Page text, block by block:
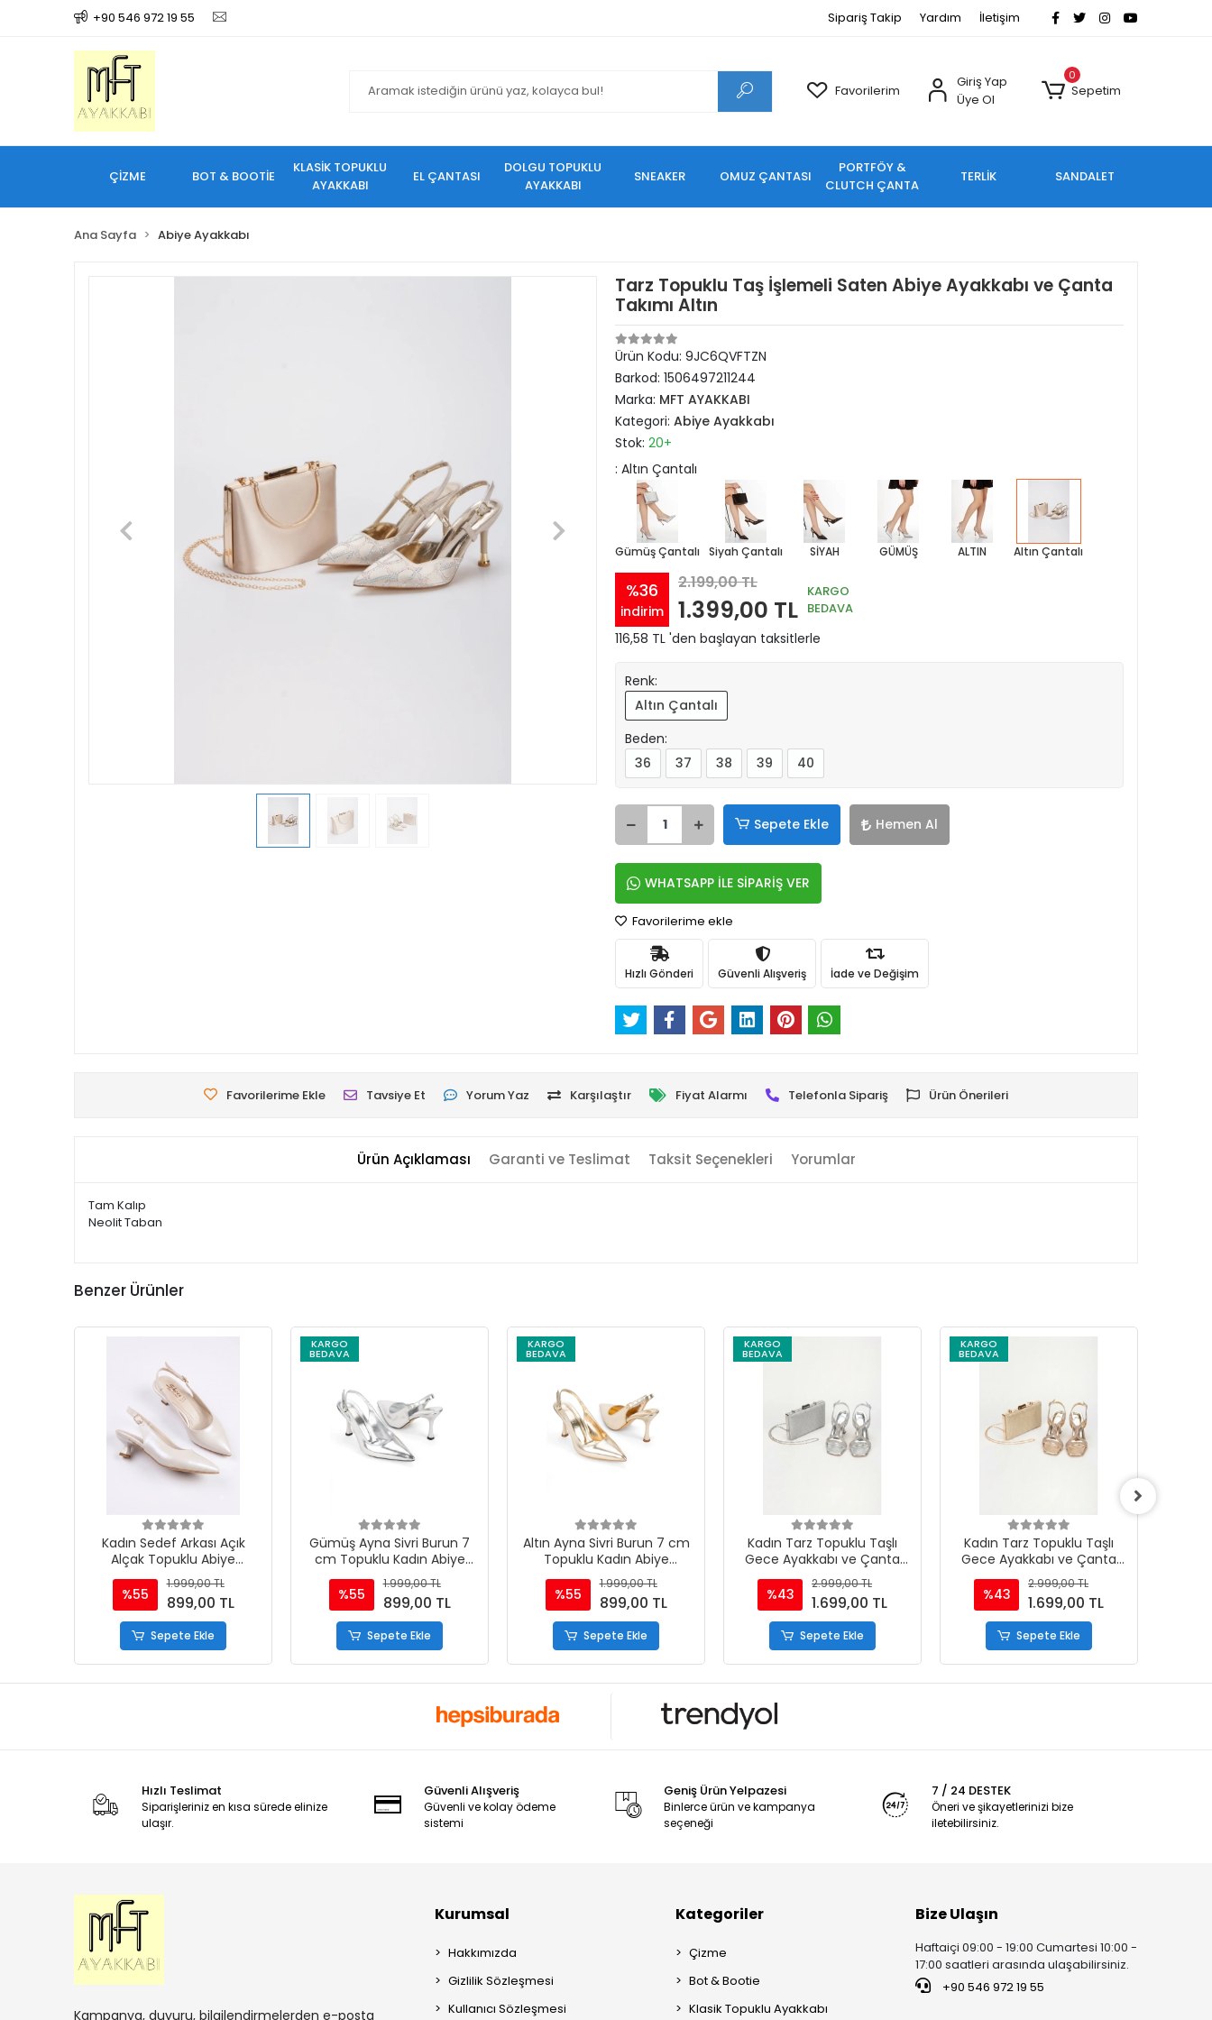
+90 546 972 19 55 Sipariş Takip Yardım İletişim
Favorilerim
Giriş Yap
Üye Ol
0
Sepetim
ÇİZME BOT & BOOTİE
KLASİK TOPUKLU
AYAKKABI
EL ÇANTASI
DOLGU TOPUKLU
AYAKKABI
SNEAKER OMUZ ÇANTASI
PORTFÖY &
CLUTCH ÇANTA
TERLİK SANDALET
Ana Sayfa Abiye Ayakkabı
Tarz Topuklu Taş İşlemeli Saten Abiye Ayakkabı ve Çanta
Takımı Altın
Ürün Kodu: 9JC6QVFTZN
Barkod: 1506497211244
Marka: MFT AYAKKABI
Kategori: Abiye Ayakkabı
Stok: 20+
: Altın Çantalı
Gümüş Çantalı Siyah Çantalı SİYAH GÜMÜŞ ALTIN Altın Çantalı
%36
indirim
2.199,00 TL
1.399,00 TL
KARGO
BEDAVA
116,58 TL 'den başlayan taksitlerle
Renk:
Altın Çantalı
Beden:
36
37 38 39 40
Sepete Ekle Hemen Al
WHATSAPP İLE SİPARİŞ VER
Favorilerime ekle
Hızlı Gönderi Güvenli Alışveriş İade ve Değişim
Favorilerime Ekle Tavsiye Et Yorum Yaz Karşılaştır Fiyat Alarmı Telefonla Sipariş Ürün Önerileri
Ürün Açıklaması Garanti ve Teslimat Taksit Seçenekleri Yorumlar
Tam Kalıp
Neolit Taban
Benzer Ürünler
Kadın Sedef Arkası Açık
Alçak Topuklu Abiye
Ayakkabı
%55
1.999,00 TL
899,00 TL
Sepete Ekle
KARGO
BEDAVA
Gümüş Ayna Sivri Burun 7
cm Topuklu Kadın Abiye
Ayakkabı
%55
1.999,00 TL
899,00 TL
Sepete Ekle
KARGO
BEDAVA
Altın Ayna Sivri Burun 7 cm
Topuklu Kadın Abiye
Ayakkabı
%55
1.999,00 TL
899,00 TL
Sepete Ekle
KARGO
BEDAVA
Kadın Tarz Topuklu Taşlı
Gece Ayakkabı ve Çanta
Takımı Gümüş
%43
2.999,00 TL
1.699,00 TL
Sepete Ekle
KARGO
BEDAVA
Kadın Tarz Topuklu Taşlı
Gece Ayakkabı ve Çanta
Takımı Altın
%43
2.999,00 TL
1.699,00 TL
Sepete Ekle
Hızlı Teslimat
Siparişleriniz en kısa sürede elinize
ulaşır.
Güvenli Alışveriş
Güvenli ve kolay ödeme
sistemi
Geniş Ürün Yelpazesi
Binlerce ürün ve kampanya
seçeneği
7 / 24 DESTEK
Öneri ve şikayetlerinizi bize
iletebilirsiniz.
Kampanya, duyuru, bilgilendirmelerden e-posta
Kurumsal
Hakkımızda
Gizlilik Sözleşmesi
Kullanıcı Sözleşmesi
Kategoriler
Çizme
Bot & Bootie
Klasik Topuklu Ayakkabı
Bize Ulaşın
Haftaiçi 09:00 - 19:00 Cumartesi 10:00 -
17:00 saatleri arasında ulaşabilirsiniz.
+90 546 972 19 55